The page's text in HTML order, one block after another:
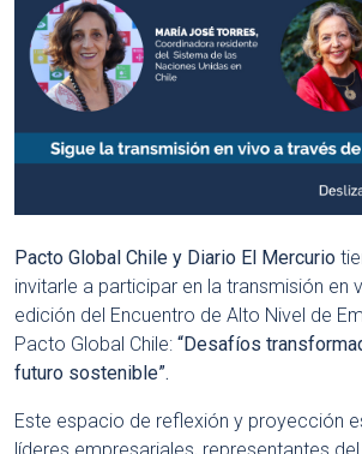
Pacto Global Chile y Diario El Mercurio
invitarle a participar en la transmisión en
edición del Encuentro de Alto Nivel de
Pacto Global Chile: “Desafíos
futuro sostenible”.
Este espacio de reflexión y proyección